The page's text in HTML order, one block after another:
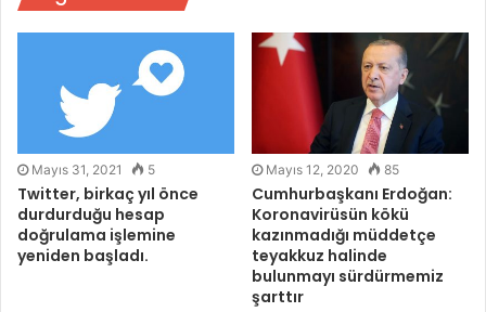
Mayıs 31, 2021 5
Twitter, birkaç yıl önce
durdurduğu hesap
doğrulama işlemine
yeniden başladı.
Mayıs 12, 2020 85
Cumhurbaşkanı Erdoğan:
Koronavirüsün kökü
kazınmadığı müddetçe
teyakkuz halinde
bulunmayı sürdürmemiz
şarttır